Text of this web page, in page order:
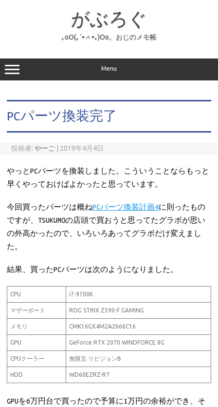
ッ
プ
がぶろぐ
｡оО(｡´•ㅅ•｡)Оо。おじのメモ帳
Menu
PCパーツ換装完了
投稿者: やーご 2019年4月4日
やっとPCパーツを換装しました。こういうことならもっと
早くやっておけばよかったと思っています。
今回買ったパーツは概ねPCパーツ換装計画4に則ったもの
ですが、TSUKUMOの店頭で買おうと思ってたグラボが思い
の外高かったので、いろいろあってグラボだけ変えまし
た。
結果、買ったPCパーツは次のようになりました。
CPU i7-9700K
マザーボード ROG STRIX Z390-F GAMING
メモリ CMK16GX4M2A2666C16
GPU GeForce RTX 2070 WINDFORCE 8G
CPUクーラー 無限五 リビジョンB
HDD WD60EZRZ-RT
GPUを6万円台で買ったので予算に1万円の余裕ができ、そ